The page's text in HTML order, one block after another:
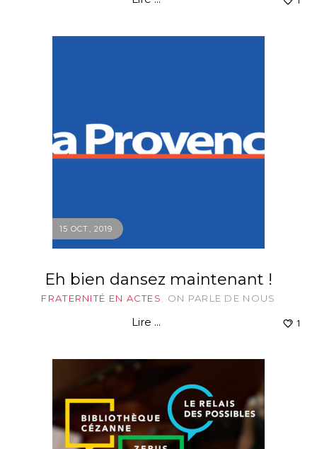
15 OCT, 2019
Eh bien dansez maintenant !
FRATERNITÉ EN ACTES, ON PARLE DE NOUS
Lire ... 1